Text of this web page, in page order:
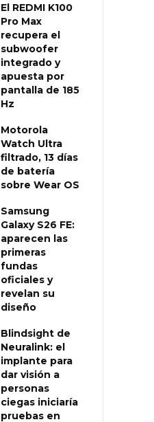
El REDMI K100
Pro Max
recupera el
subwoofer
integrado y
apuesta por
pantalla de 185
Hz
Motorola
Watch Ultra
filtrado, 13 días
de batería
sobre Wear OS
Samsung
Galaxy S26 FE:
aparecen las
primeras
fundas
oficiales y
revelan su
diseño
Blindsight de
Neuralink: el
implante para
dar visión a
personas
ciegas iniciaría
pruebas en